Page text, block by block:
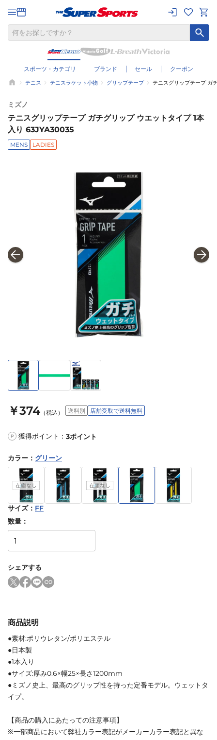
スポーツ・カテゴリ ブランド セール クーポン
テニス テニスラケット小物 グリップテープ テニスグリップテープ ガ
ミズノ
テニスグリップテープ ガチグリップ ウエットタイプ 1本
入り 63JYA30035
MENS LADIES
￥374 （税込） 送料別 店舗受取で送料無料
P 獲得ポイント： 3ポイント
カラー ： グリーン
サイズ： FF
数量：
シェアする
商品説明
●素材:ポリウレタン/ポリエステル
●日本製
●1本入り
●サイズ:厚み0.6×幅25×長さ1200mm
●ミズノ史上、最高のグリップ性を持った定番モデル。ウェットタ
イプ。
【商品の購入にあたっての注意事項】
※一部商品において弊社カラー表記がメーカーカラー表記と異な